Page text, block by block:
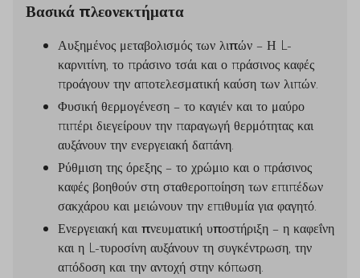
Βασικά πλεονεκτήματα
Αυξημένος μεταβολισμός των λιπών – Η L-
καρνιτίνη, το πράσινο τσάι και ο πράσινος καφές
προάγουν την αποτελεσματική καύση των λιπών.
Φυσική θερμογένεση – το καγιέν και το μαύρο
πιπέρι διεγείρουν την παραγωγή θερμότητας και
αυξάνουν την ενεργειακή δαπάνη.
Ρύθμιση της όρεξης – το χρώμιο και ο πράσινος
καφές βοηθούν στη σταθεροποίηση των επιπέδων
σακχάρου και μειώνουν την επιθυμία για φαγητό.
Ενεργειακή και πνευματική υποστήριξη – η καφεΐνη
και η L-τυροσίνη αυξάνουν τη συγκέντρωση, την
απόδοση και την αντοχή στην κόπωση.